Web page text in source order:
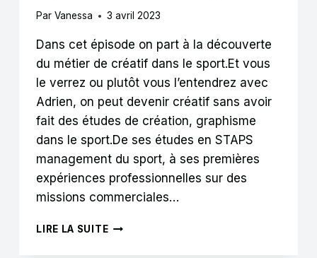
Par Vanessa 3 avril 2023
Dans cet épisode on part à la découverte
du métier de créatif dans le sport.Et vous
le verrez ou plutôt vous l’entendrez avec
Adrien, on peut devenir créatif sans avoir
fait des études de création, graphisme
dans le sport.De ses études en STAPS
management du sport, à ses premières
expériences professionnelles sur des
missions commerciales…
LIRE LA SUITEDE